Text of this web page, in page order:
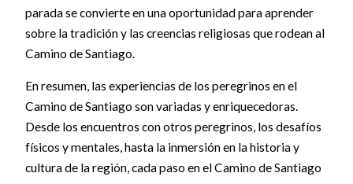
parada se convierte en una oportunidad para aprender
sobre la tradición y las creencias religiosas que rodean al
Camino de Santiago.
En resumen, las experiencias de los peregrinos en el
Camino de Santiago son variadas y enriquecedoras.
Desde los encuentros con otros peregrinos, los desafíos
físicos y mentales, hasta la inmersión en la historia y
cultura de la región, cada paso en el Camino de Santiago